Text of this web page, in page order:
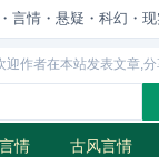
言情・悬疑・科幻・
迎作者在本站发表文章,
情 古风言情